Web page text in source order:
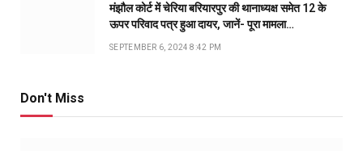
मंझौल कोर्ट में चेरिया बरियारपुर की थानाध्यक्ष समेत 12 के
ऊपर परिवाद पत्र हुआ दायर, जानें- पूरा मामला…
SEPTEMBER 6, 2024 8:42 PM
Don't Miss